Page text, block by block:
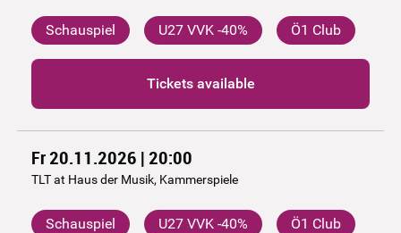
Schauspiel U27 VVK -40% Ö1 Club
Tickets available
Fr 20.11.2026 | 20:00
TLT at Haus der Musik, Kammerspiele
Schauspiel U27 VVK -40% Ö1 Club